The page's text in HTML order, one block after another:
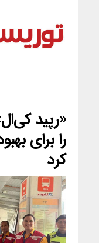
«رپید
را برای
کرد